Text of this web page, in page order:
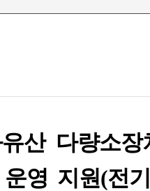
산 다량소
영 지원(전